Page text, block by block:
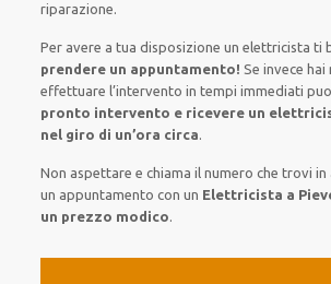
riparazione.
Per avere a tua disposizione un elettricistati
prendere un appuntamento! Se invece hai
effettuare l’intervento in tempiimmediati
pronto intervento e ricevere un
nel giro di un’ora circa.
Non aspettare e chiama il numero che trovi
un appuntamento con un Elettricista a
un prezzo modico.